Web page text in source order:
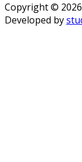
Copyright ©
Developed by